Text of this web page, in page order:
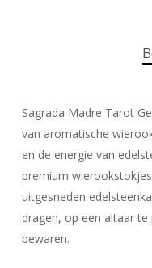
Sagrada Madre Tarot
van aromatische
en de energie van
premium
uitgesneden
dragen, op een altaar
bewaren.